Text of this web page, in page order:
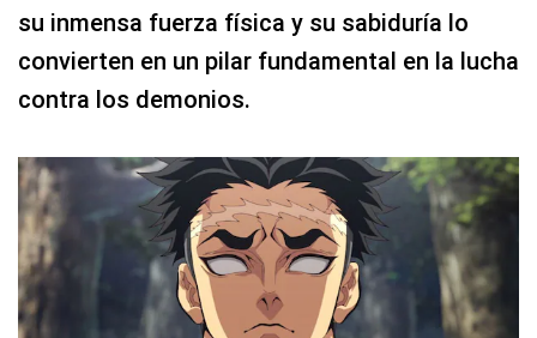
su inmensa fuerza física y su sabiduría lo
convierten en un pilar fundamental en la lucha
contra los demonios.